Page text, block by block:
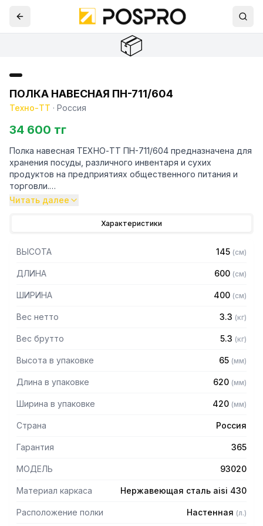
📦
ПОЛКА НАВЕСНАЯ ПН-711/604
Техно-ТТ · Россия
34 600 тг
Полка навесная ТЕХНО-ТТ ПН-711/604 предназначена для
хранения посуды, различного инвентаря и сухих
продуктов на предприятиях общественного питания и
торговли.
боковых кронштейнов. Кронштейн крепления может быть,
размещение полок одна над другой. Полка поставляется
в разобранном виде.
Особенности:
— Перфорированная
мм
— Болтовое соединение
Читать далее
Характеристики
ВЫСОТА 145 (см)
ДЛИНА 600 (см)
ШИРИНА 400 (см)
Вес нетто 3.3 (кг)
Вес брутто 5.3 (кг)
Высота в упаковке 65 (мм)
Длина в упаковке 620 (мм)
Ширина в упаковке 420 (мм)
Страна Россия
Гарантия 365
МОДЕЛЬ 93020
Материал каркаса Нержавеющая сталь aisi 430
Расположение полки Настенная (л.)